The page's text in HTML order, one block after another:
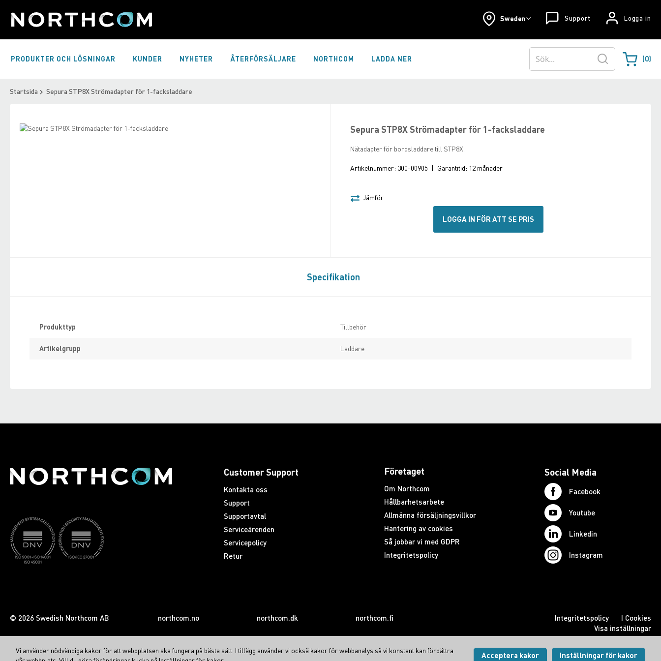
Logga in
Support
Skip
Sweden
PRODUKTER OCH LÖSNINGAR KUNDER NYHETER ÅTERFÖRSÄLJARE NORTHCOM LADDA NER Varukorgen
0
Sök
Startsida Sepura STP8X Strömadapter för 1-facksladdare
Sepura STP8X Strömadapter för 1-facksladdare
Nätadapter för bordsladdare till STP8X.
Artikelnummer: 300-00905 | Garantitid: 12 månader
Jämför
LOGGA IN FÖR ATT SE PRIS
Skip
Specifikation
Produkttyp Tillbehör
Artikelgrupp Laddare
Customer Support
Kontakta oss
Support
Supportavtal
Serviceärenden
Servicepolicy
Retur
Företaget
Om Northcom
Hållbarhetsarbete
Allmänna försäljningsvillkor
Hantering av cookies
Så jobbar vi med GDPR
Integritetspolicy
Social Media
Facebook
Youtube
Linkedin
Instagram
© 2026 Swedish Northcom AB northcom.no northcom.dk northcom.fi Integritetspolicy | Cookies
Visa inställningar
Vi använder nödvändiga kakor för att webbplatsen ska fungera på bästa sätt. I tillägg använder vi också kakor för webbanalys så vi konstant kan förbättra
Acceptera kakor Inställningar för kakor